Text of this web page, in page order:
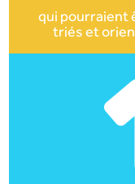
qui pourraient
triés et